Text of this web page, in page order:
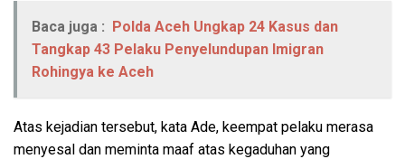
Baca juga : Polda Aceh Ungkap 24 Kasus dan
Tangkap 43 Pelaku Penyelundupan Imigran
Rohingya ke Aceh
Atas kejadian tersebut, kata Ade, keempat pelaku merasa
menyesal dan meminta maaf atas kegaduhan yang